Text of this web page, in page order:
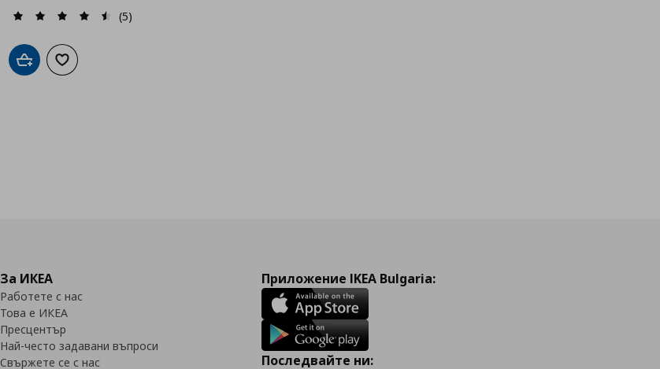
(5)
Добави в кошницата
Добави към списъка с любими
За ИКЕА
Работете с нас
Това е ИКЕА
Пресцентър
Най-често задавани въпроси
Свържете се с нас
Приложение IKEA Bulgaria:
Последвайте ни: